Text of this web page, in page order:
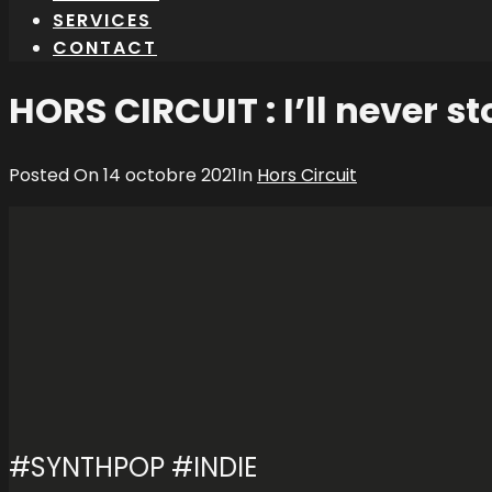
SERVICES
CONTACT
HORS CIRCUIT : I’ll never
Posted On14 octobre 2021In Hors Circuit
#SYNTHPOP #INDIE